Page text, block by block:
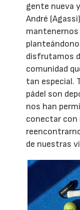
gente nueva
André
disfrutamos
comunidad
tan especial.
pádel son
nos han
conectar con
de nuestras